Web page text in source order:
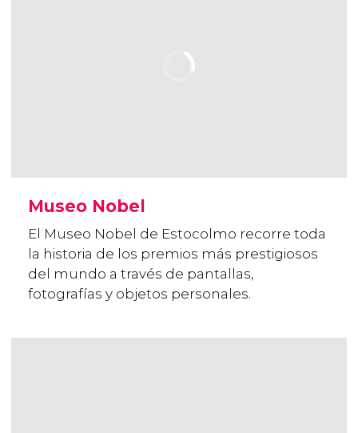
Museo Nobel
El Museo Nobel de Estocolmo recorre toda
la historia de los premios más prestigiosos
del mundo a través de pantallas,
fotografías y objetos personales.